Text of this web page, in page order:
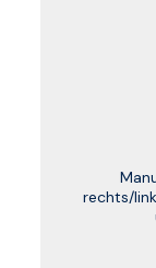
rechts/